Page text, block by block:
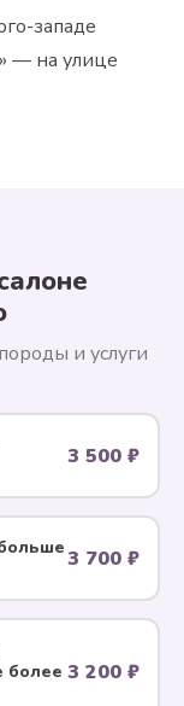
западе
— на улице
и услуги
3 500 ₽
3 700 ₽
более 3 200 ₽